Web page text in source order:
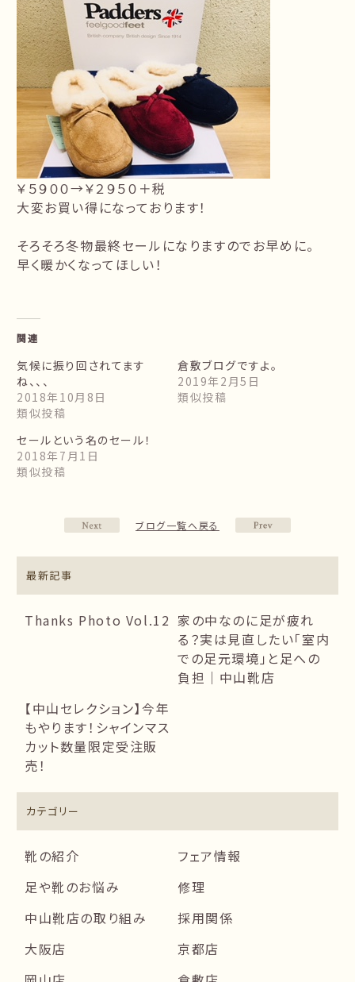
￥５９００→￥２９５０＋税
大変お買い得になっております！
そろそろ冬物最終セールになりますのでお早めに。
早く暖かくなってほしい！
関連
気候に振り回されてます
ね、、、
2018年10月8日
類似投稿
倉敷ブログですよ。
2019年2月5日
類似投稿
セールという名のセール！
2018年7月1日
類似投稿
ブログ一覧へ戻る
最新記事
Thanks Photo Vol.12 家の中なのに足が疲れ
る？実は見直したい「室内
での足元環境」と足への
負担｜中山靴店
【中山セレクション】今年
もやります！シャインマス
カット数量限定受注販
売！
カテゴリー
靴の紹介
フェア情報
足や靴のお悩み
修理
中山靴店の取り組み
採用関係
大阪店
京都店